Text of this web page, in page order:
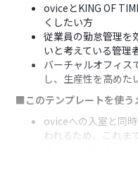
oviceとKING OF
くしたい方
従業員の勤怠管理を
いと考えている管理
バーチャルオフィス
し、生産性を高めた
■このテンプレートを使う
oviceへの入室と同
われるため、これま